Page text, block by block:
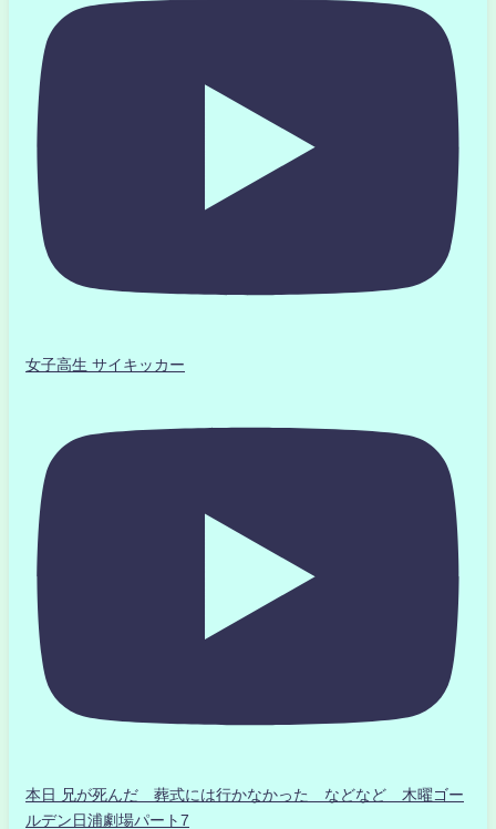
女子高生 サイキッカー
本日 兄が死んだ 葬式には行かなかった などなど 木曜ゴー
ルデン日浦劇場パート7